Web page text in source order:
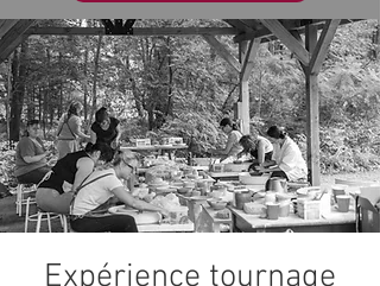
Expérience tournage